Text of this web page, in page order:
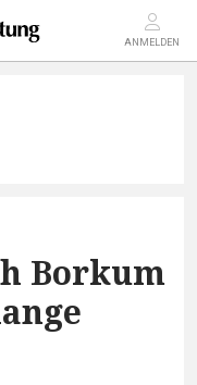
ANMELDEN
Borkum